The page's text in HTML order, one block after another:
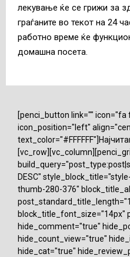
лекување ќе се грижи за
граѓаните во текот на 24
работно време ќе
домашна посета.
[penci_button link=""
icon_position="left"
DESC"
thumb-280-376"
block_title_font_size="14px"
hide_comment="true"
hide_count_view="true"
hide_cat="true"